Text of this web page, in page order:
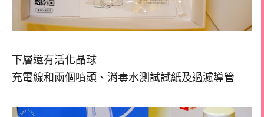
下層還有活化晶球
充電線和兩個噴頭、消毒水測試試紙及過濾導管